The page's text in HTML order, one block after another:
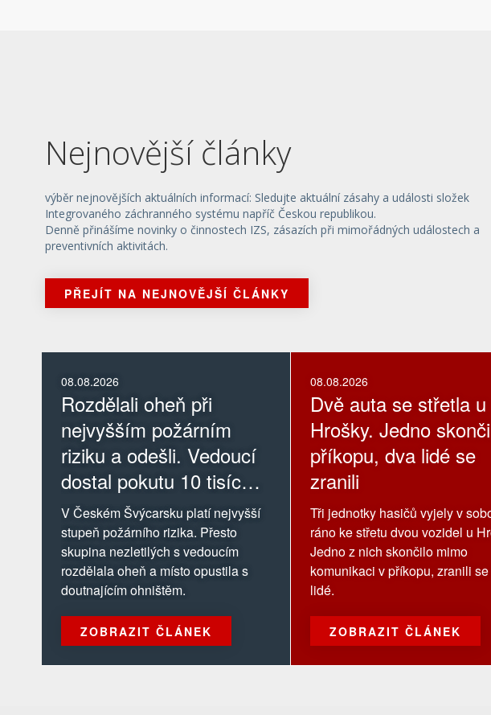
Nejnovější články
výběr nejnovějších aktuálních informací: Sledujte aktuální zásahy a události složek
Integrovaného záchranného systému napříč Českou republikou.
Denně přinášíme novinky o činnostech IZS, zásazích při mimořádných událostech a
preventivních aktivitách.
PŘEJÍT NA NEJNOVĚJŠÍ ČLÁNKY
08.08.2026
Rozdělali oheň při
nejvyšším požárním
riziku a odešli. Vedoucí
dostal pokutu 10 tisíc
korun
V Českém Švýcarsku platí nejvyšší
stupeň požárního rizika. Přesto
skupina nezletilých s vedoucím
rozdělala oheň a místo opustila s
doutnajícím ohništěm.
ZOBRAZIT ČLÁNEK
08.08.2026
Dvě auta se střetla u
Hrošky. Jedno
příkopu, dva lidé se
zranili
Tři jednotky hasičů vyjely v
ráno ke střetu dvou vozidel u
Jedno z nich skončilo mimo
komunikaci v příkopu, zranili
lidé.
ZOBRAZIT ČLÁNEK